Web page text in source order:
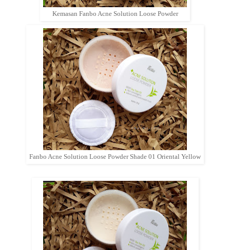
Kemasan Fanbo Acne Solution Loose Powder
Fanbo Acne Solution Loose Powder Shade 01 Oriental Yellow